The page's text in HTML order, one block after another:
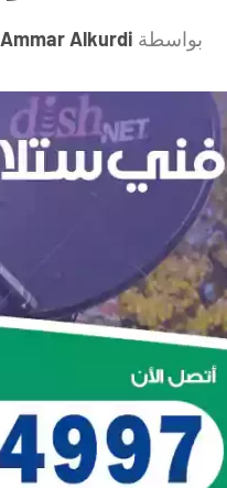
بواسطة Ammar Alkurdi